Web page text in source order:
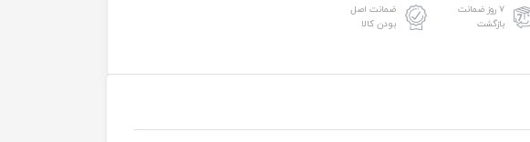
۷ روز ضمانت
بازگشت
ضمانت اصل
بودن کالا